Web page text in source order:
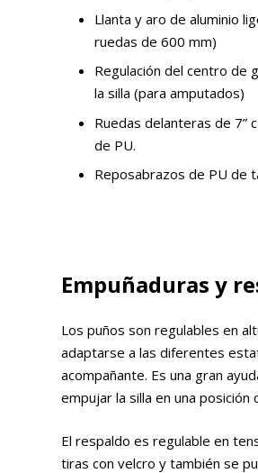
Llanta y aro de aluminio
ruedas de 600 mm)
Regulación del centro de
la silla (para amputados)
Ruedas delanteras de 7”
de PU.
Reposabrazos de PU de
Empuñaduras y
Los puños son regulables en
adaptarse a las diferentes
acompañante. Es una gran
empujar la silla en una posición
El respaldo es regulable en
tiras con velcro y también se